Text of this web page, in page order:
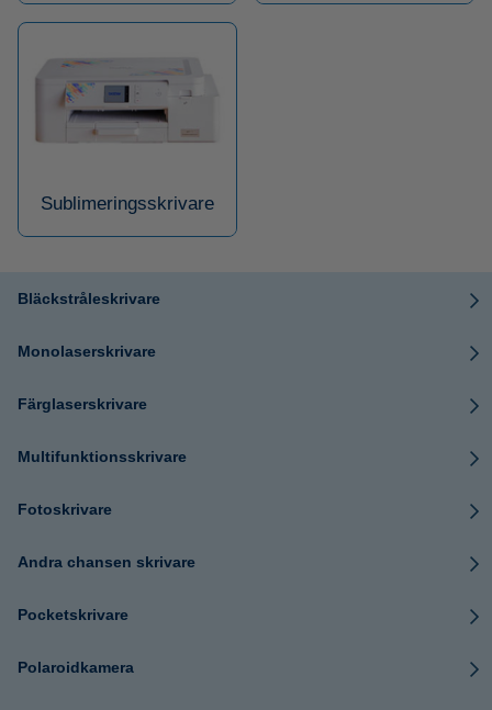
Sublimeringsskrivare
Bläckstråleskrivare
Monolaserskrivare
Färglaserskrivare
Multifunktionsskrivare
Fotoskrivare
Andra chansen skrivare
Pocketskrivare
Polaroidkamera